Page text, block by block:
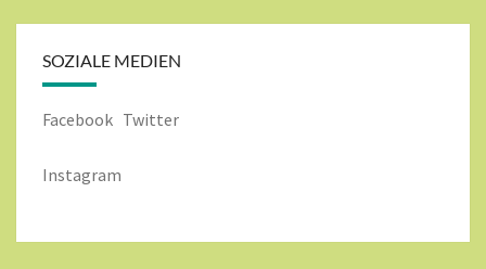
SOZIALE MEDIEN
Facebook Twitter
Instagram